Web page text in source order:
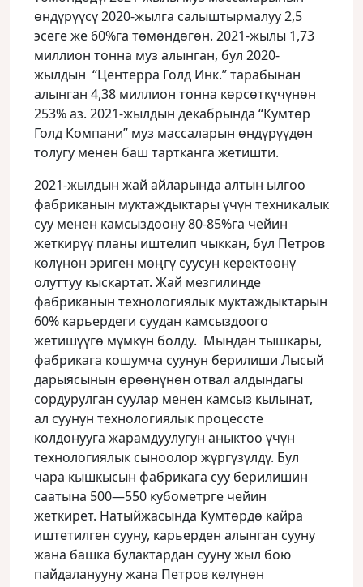
өндүрүүсү 2020-жылга салыштырмалуу 2,5
эсеге же 60%га төмөндөгөн. 2021-жылы 1,73
миллион тонна муз алынган, бул 2020-
жылдын “Центерра Голд Инк.” тарабынан
алынган 4,38 миллион тонна көрсөткүчүнөн
253% аз. 2021-жылдын декабрында “Кумтөр
Голд Компани” муз массаларын өндүрүүдөн
толугу менен баш тартканга жетишти.
2021-жылдын жай айларында алтын ылгоо
фабриканын муктаждыктары үчүн техникалык
суу менен камсыздоону 80-85%га чейин
жеткирүү планы иштелип чыккан, бул Петров
көлүнөн эриген мөңгү суусун керектөөнү
олуттуу кыскартат. Жай мезгилинде
фабриканын технологиялык муктаждыктарын
60% карьердеги суудан камсыздоого
жетишүүгө мүмкүн болду. Мындан тышкары,
фабрикага кошумча суунун берилиши Лысый
дарыясынын өрөөнүнөн отвал алдындагы
сордурулган суулар менен камсыз кылынат,
ал суунун технологиялык процессте
колдонууга жарамдуулугун аныктоо үчүн
технологиялык сыноолор жүргүзүлдү. Бул
чара кышкысын фабрикага суу берилишин
саатына 500—550 кубометрге чейин
жеткирет. Натыйжасында Кумтөрдө кайра
иштетилген сууну, карьерден алынган сууну
жана башка булактардан сууну жыл бою
пайдаланууну жана Петров көлүнөн